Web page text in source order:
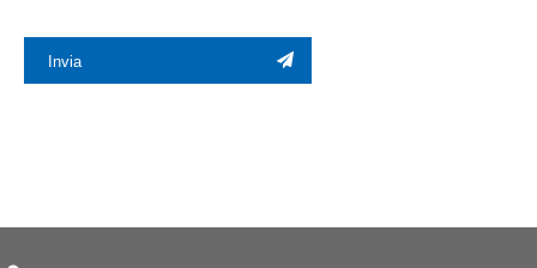
Invia